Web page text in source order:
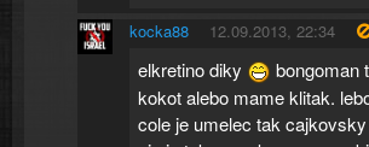
kocka88 12.09.2013, 22:34
elkretino diky
bongoman
kokot alebo mame klitak.
cole je umelec tak